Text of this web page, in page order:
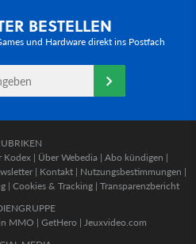
BESTELLEN
und Hardware direkt ins Postfach
Kodex | Über Webedia | Abo kündigen |
| Kontakt | Nutzungsbestimmungen |
| Cookies & Tracking | Transparenzbericht
MMO | GetHero | Jeuxvideo.com